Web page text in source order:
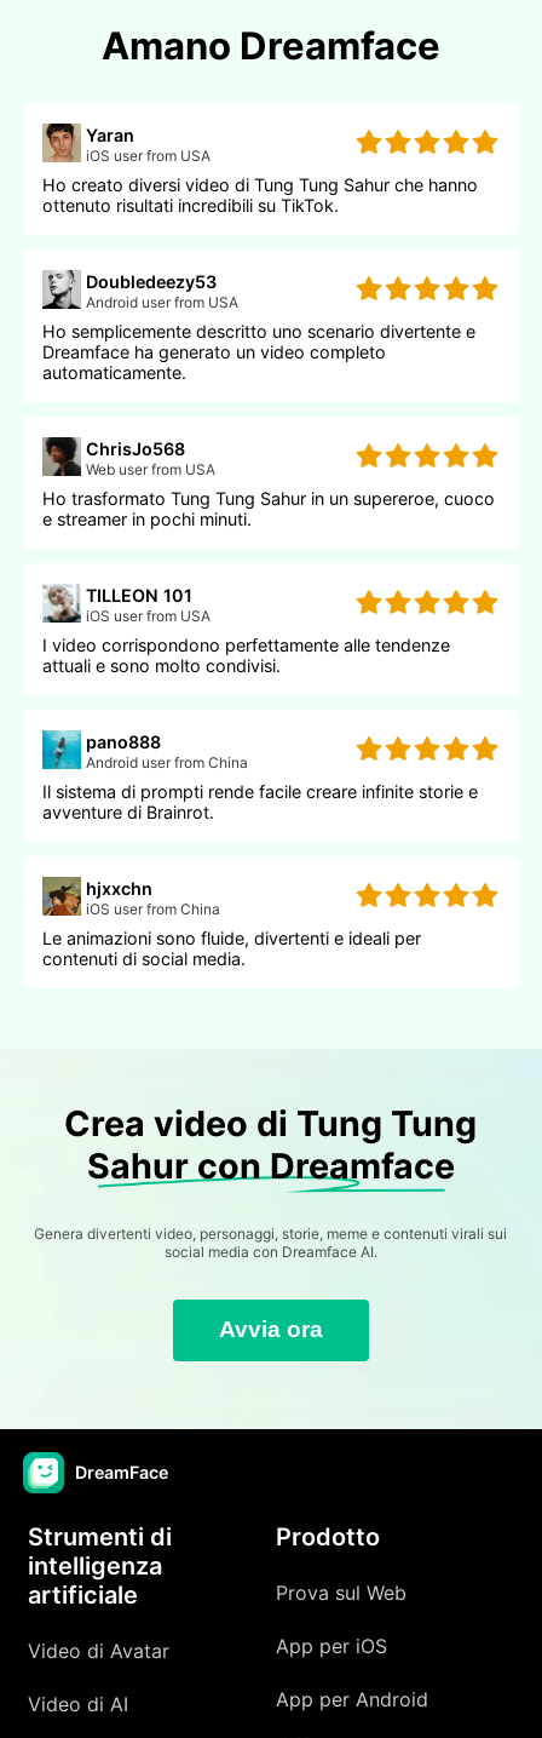
Amano Dreamface
Yaran
iOS user from USA
Ho creato diversi video di Tung Tung Sahur che hanno
ottenuto risultati incredibili su TikTok.
Doubledeezy53
Android user from USA
Ho semplicemente descritto uno scenario divertente e
Dreamface ha generato un video completo
automaticamente.
ChrisJo568
Web user from USA
Ho trasformato Tung Tung Sahur in un supereroe, cuoco
e streamer in pochi minuti.
TILLEON 101
iOS user from USA
I video corrispondono perfettamente alle tendenze
attuali e sono molto condivisi.
pano888
Android user from China
Il sistema di prompti rende facile creare infinite storie e
avventure di Brainrot.
hjxxchn
iOS user from China
Le animazioni sono fluide, divertenti e ideali per
contenuti di social media.
Crea video di Tung Tung
Sahur con Dreamface
Genera divertenti video, personaggi, storie, meme e contenuti virali sui
social media con Dreamface AI.
Avvia ora
DreamFace
Strumenti di
intelligenza
artificiale
Video di Avatar
Video di AI
Prodotto
Prova sul Web
App per iOS
App per Android